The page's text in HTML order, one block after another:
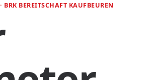
BEREITSCHAFT KAUFBEUREN